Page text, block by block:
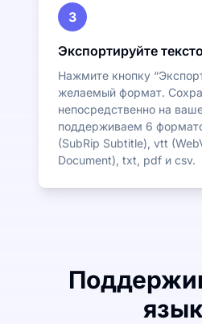
3
Экспортируйте
Нажмите кнопку
желаемый формат.
непосредственно на
поддерживаем 6
(SubRip Subtitle), vtt
Document), txt, pdf и csv.